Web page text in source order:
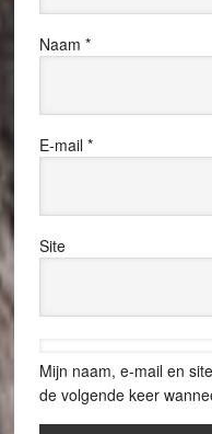
Naam *
E-mail *
Site
Mijn naam, e-mail en
de volgende keer